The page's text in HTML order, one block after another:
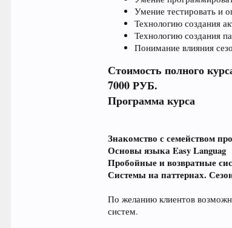
Умение тестировать и
Технологию создания
Технологию создания
Понимание влияния
Стоимость полного
7000 РУБ.
Программа курса
Знакомство с семейством
Основы языка Easy Languag
Пробойные и возвратные
Системы на паттернах.
По желанию клиентов
систем.